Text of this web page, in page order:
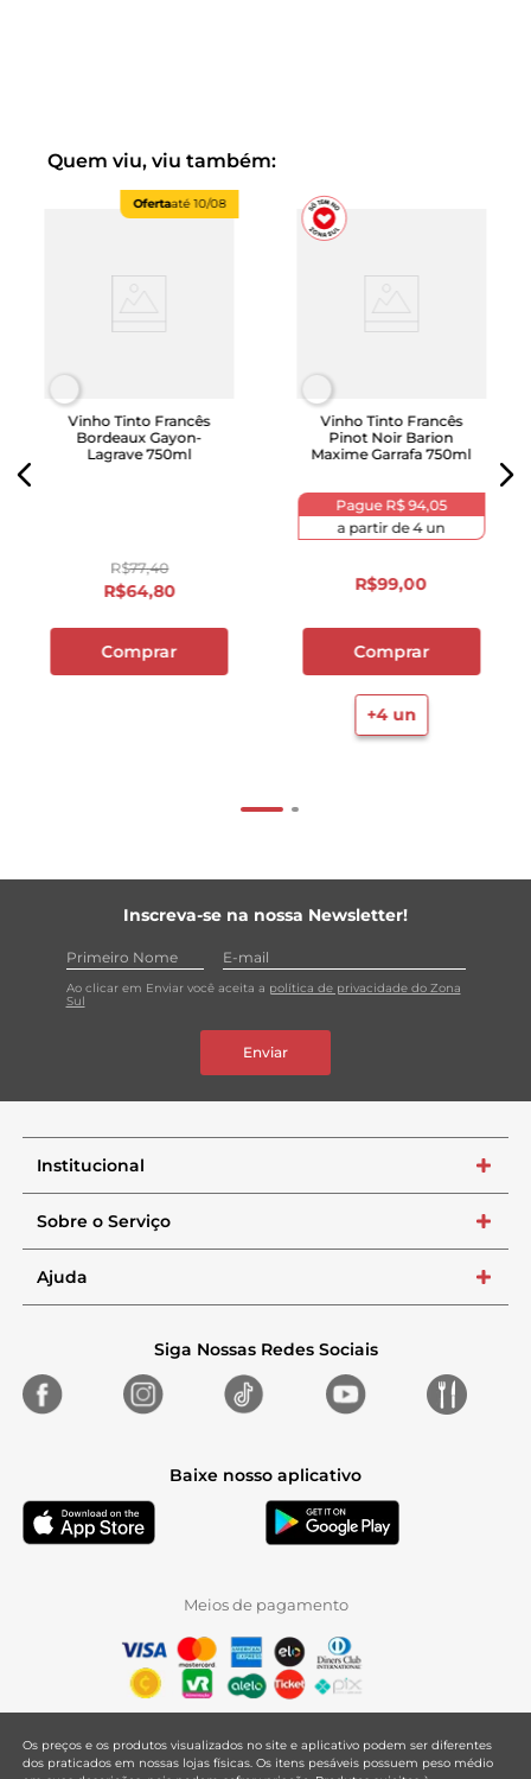
Quem viu, viu também:
Ofertaaté10/08
Vinho Tinto Francês
Bordeaux Gayon-
Lagrave 750ml
R$77,40
R$64,80
Comprar
Vinho Tinto Francês
Pinot Noir Barion
Maxime Garrafa 750ml
Pague R$ 94,05
a partir de4un
R$99,00
Comprar
+4un
Inscreva-se na nossa Newsletter!
Ao clicar em Enviar você aceita a política de privacidade do Zona
Sul
Enviar
Institucional +
Sobre o Serviço +
Ajuda +
Siga Nossas Redes Sociais
Baixe nosso aplicativo
Meios de pagamento
Os preços e os produtos visualizados no site e aplicativo podem ser diferentes
dos praticados em nossas lojas físicas. Os itens pesáveis possuem peso médio